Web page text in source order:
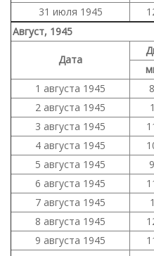
31 июля 1945
Август, 1945
Дата
1 августа 1945
2 августа 1945
3 августа 1945
4 августа 1945
5 августа 1945
6 августа 1945
7 августа 1945
8 августа 1945
9 августа 1945